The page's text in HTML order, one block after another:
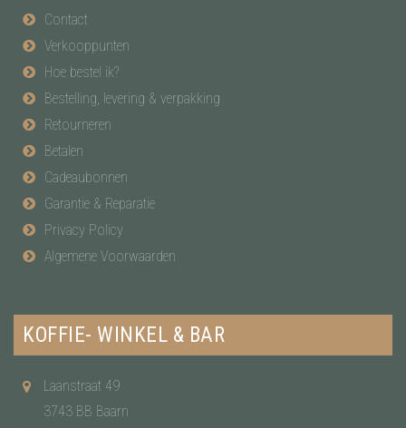
Contact
Verkooppunten
Hoe bestel ik?
Bestelling, levering & verpakking
Retourneren
Betalen
Cadeaubonnen
Garantie & Reparatie
Privacy Policy
Algemene Voorwaarden
KOFFIE- WINKEL & BAR
Laanstraat 49
3743 BB Baarn